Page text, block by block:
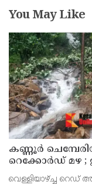
You May Like
കണ്ണൂർ
റെക്കോർഡ് മഴ ;
ഉരുൾപൊട്ടൽ; 13
വെള്ളിയാഴ്ച്ച റെഡ്